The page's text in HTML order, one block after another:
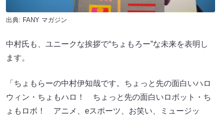
出典: FANY マガジン
中村氏も、ユニークな挨拶で“ちょもろー”な未来を表明し
ます。
「ちょもらーの中村伊知哉です。ちょっと先の面白いハロ
ウィン・ちょもハロ！ ちょっと先の面白いロボット・ち
ょもロボ！ アニメ、eスポーツ、お笑い、ミュージッ